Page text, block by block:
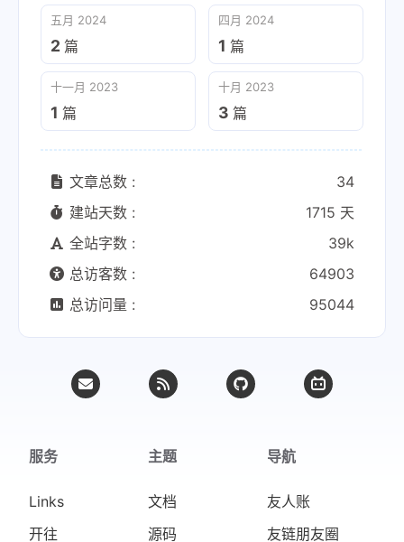
五月 2024
2 篇
四月 2024
1 篇
十一月 2023
1 篇
十月 2023
3 篇
文章总数 :
34
建站天数 :
1715 天
全站字数 :
39k
总访客数 :
64903
总访问量 :
95044
服务
Links
开往
主题
文档
源码
导航
友人账
友链朋友圈